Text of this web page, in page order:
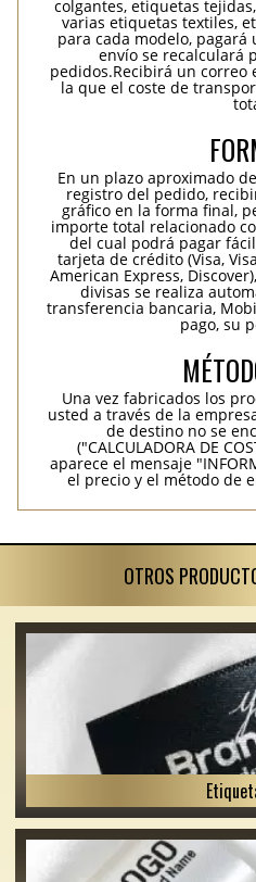
colgantes, etiquetas
varias etiquetas textiles,
para cada modelo,
envío se recalculará
pedidos.Recibirá un
la que el coste de
En un plazo aproximado
registro del pedido,
gráfico en la forma final,
importe total relacionado
del cual podrá pagar
tarjeta de crédito (Visa,
American Express,
divisas se realiza
transferencia bancaria,
pago, su
Una vez fabricados los
usted a través de la
de destino no se
("CALCULADORA DE
aparece el mensaje
el precio y el método de
OTROS